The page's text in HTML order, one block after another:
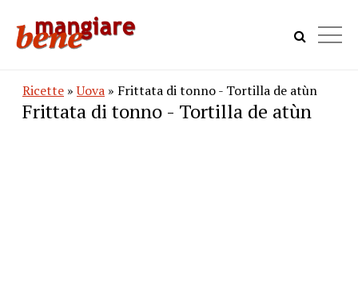
Ricette »Uova » Frittata di tonno - Tortilla de atùn
Frittata di tonno - Tortilla de atùn